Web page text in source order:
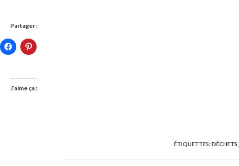
Partager :
J’aime ça :
ÉTIQUETTES:DÉCHETS